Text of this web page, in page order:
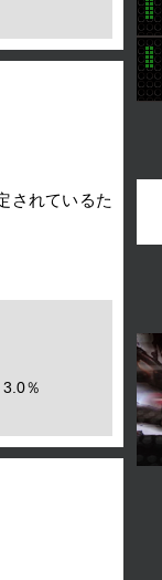
されているた
％